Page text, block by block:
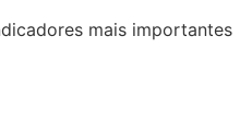
mais importantes